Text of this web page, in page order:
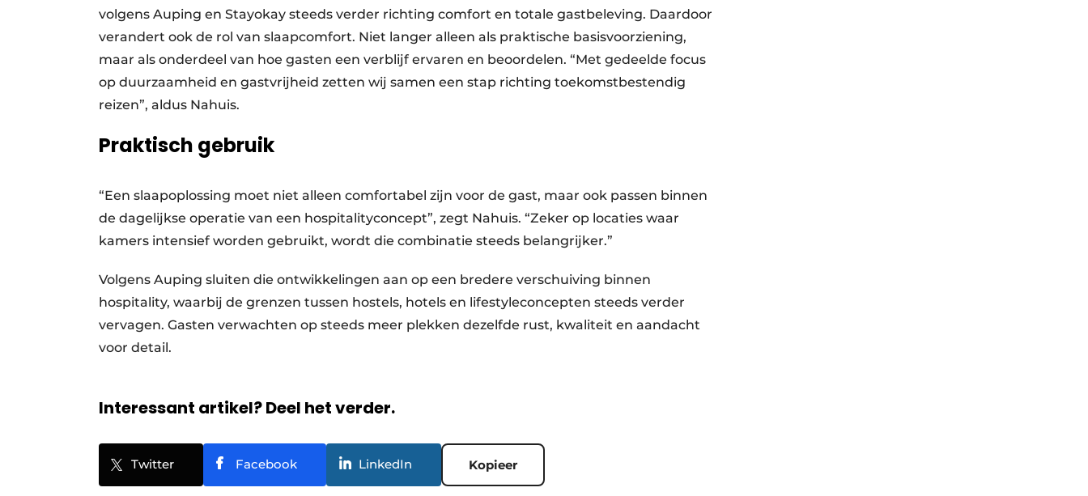
volgens Auping en Stayokay steeds verder richting comfort en totale gastbeleving. Daardoor
verandert ook de rol van slaapcomfort. Niet langer alleen als praktische basisvoorziening,
maar als onderdeel van hoe gasten een verblijf ervaren en beoordelen. “Met gedeelde focus
op duurzaamheid en gastvrijheid zetten wij samen een stap richting toekomstbestendig
reizen”, aldus Nahuis.
Praktisch gebruik
“Een slaapoplossing moet niet alleen comfortabel zijn voor de gast, maar ook passen binnen
de dagelijkse operatie van een hospitalityconcept”, zegt Nahuis. “Zeker op locaties waar
kamers intensief worden gebruikt, wordt die combinatie steeds belangrijker.”
Volgens Auping sluiten die ontwikkelingen aan op een bredere verschuiving binnen
hospitality, waarbij de grenzen tussen hostels, hotels en lifestyleconcepten steeds verder
vervagen. Gasten verwachten op steeds meer plekken dezelfde rust, kwaliteit en aandacht
voor detail.
Interessant artikel? Deel het verder.
Twitter Facebook LinkedIn Kopieer